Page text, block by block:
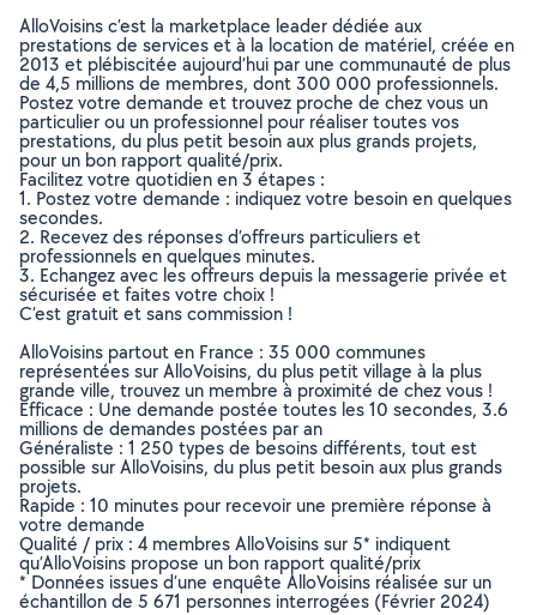
AlloVoisins c’est la marketplace leader dédiée aux
prestations de services et à la location de matériel, créée en
2013 et plébiscitée aujourd’hui par une communauté de plus
de 4,5 millions de membres, dont 300 000 professionnels.
Postez votre demande et trouvez proche de chez vous un
particulier ou un professionnel pour réaliser toutes vos
prestations, du plus petit besoin aux plus grands projets,
pour un bon rapport qualité/prix.
Facilitez votre quotidien en 3 étapes :
1. Postez votre demande : indiquez votre besoin en quelques
secondes.
2. Recevez des réponses d’offreurs particuliers et
professionnels en quelques minutes.
3. Echangez avec les offreurs depuis la messagerie privée et
sécurisée et faites votre choix !
C’est gratuit et sans commission !
AlloVoisins partout en France : 35 000 communes
représentées sur AlloVoisins, du plus petit village à la plus
grande ville, trouvez un membre à proximité de chez vous !
Efficace : Une demande postée toutes les 10 secondes, 3.6
millions de demandes postées par an
Généraliste : 1 250 types de besoins différents, tout est
possible sur AlloVoisins, du plus petit besoin aux plus grands
projets.
Rapide : 10 minutes pour recevoir une première réponse à
votre demande
Qualité / prix : 4 membres AlloVoisins sur 5* indiquent
qu’AlloVoisins propose un bon rapport qualité/prix
* Données issues d’une enquête AlloVoisins réalisée sur un
échantillon de 5 671 personnes interrogées (Février 2024)